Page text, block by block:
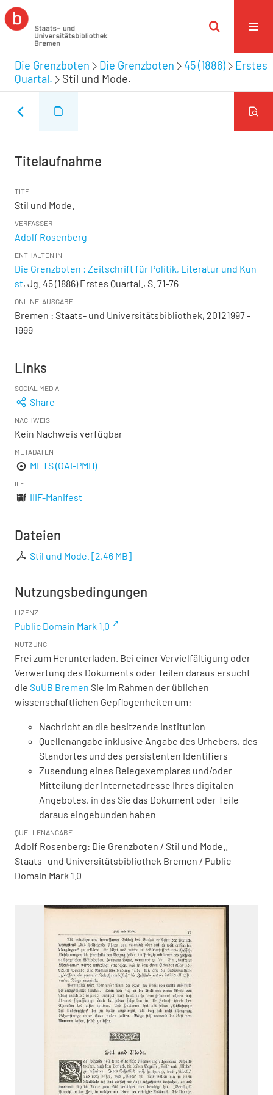
Die Grenzboten Die Grenzboten 45 (1886)
Erstes
Quartal.
Stil und Mode.
Titelaufnahme
TITEL
Stil und Mode.
VERFASSER
Adolf Rosenberg
ENTHALTEN IN
Die Grenzboten : Zeitschrift für Politik, Literatur und Kun
st, Jg. 45 (1886) Erstes Quartal., S. 71-76
ONLINE-AUSGABE
Bremen : Staats- und Universitätsbibliothek, 20121997 -
1999
Links
SOCIAL MEDIA
Share
NACHWEIS
Kein Nachweis verfügbar
METADATEN
METS (OAI-PMH)
IIIF
IIIF-Manifest
Dateien
Stil und Mode. [2,46 MB]
Nutzungsbedingungen
LIZENZ
Public Domain Mark 1.0
NUTZUNG
Frei zum Herunterladen. Bei einer Vervielfältigung oder
Verwertung des Dokuments oder Teilen daraus ersucht
die SuUB Bremen Sie im Rahmen der üblichen
wissenschaftlichen Gepflogenheiten um:
Nachricht an die besitzende Institution
Quellenangabe inklusive Angabe des Urhebers, des
Standortes und des persistenten Identifiers
Zusendung eines Belegexemplares und/oder
Mitteilung der Internetadresse Ihres digitalen
Angebotes, in das Sie das Dokument oder Teile
daraus eingebunden haben
QUELLENANGABE
Adolf Rosenberg: Die Grenzboten / Stil und Mode..
Staats- und Universitätsbibliothek Bremen / Public
Domain Mark 1.0